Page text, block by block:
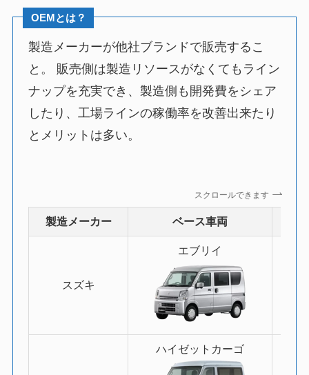
OEMとは？
製造メーカーが他社ブランドで販売するこ
と。 販売側は製造リソースがなくてもライン
ナップを充実でき、製造側も開発費をシェア
したり、工場ラインの稼働率を改善出来たり
とメリットは多い。
スクロールできます
製造メーカー ベース車両
スズキ
エブリイ
ハイゼットカーゴ